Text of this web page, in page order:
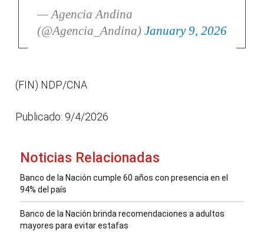
— Agencia Andina
(@Agencia_Andina) January 9, 2026
(FIN) NDP/CNA
Publicado: 9/4/2026
Noticias Relacionadas
Banco de la Nación cumple 60 años con presencia en el
94% del país
Banco de la Nación brinda recomendaciones a adultos
mayores para evitar estafas